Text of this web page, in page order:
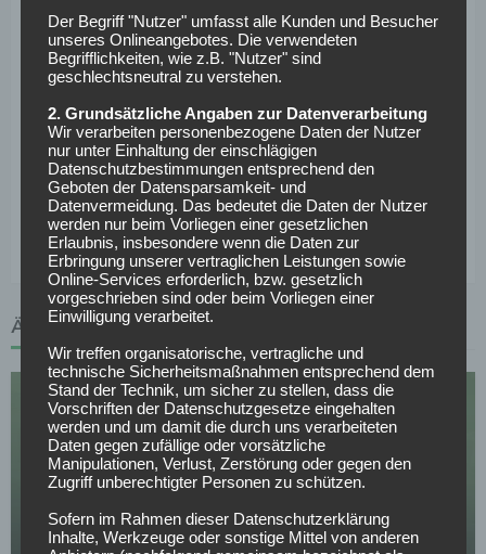
Tomoya Ando ist fraglich; bei Bayern gibt es keine neuen
Verletzungssorgen.
So könnten die Teams spielen:
St. Pauli:Vasilj – Dzwigala, Wahl, Mets – Pyrka,
Rasmussen, Metcalfe, Lage – Sinani, Fujita – Kaars
Bayern München:Neuer – Stanisic, Kim, Tah, Bischof –
Kimmich, Goretzka – Karl, Gnabry, Diaz – Kane
ÄHNLICHE ARTIKEL
Deutschland – Finnland Tipps, Prognose & Quoten
Der Begriff "Nutzer" umfasst alle Kunden und Besucher
unseres Onlineangebotes. Die verwendeten
Begrifflichkeiten, wie z.B. "Nutzer" sind
geschlechtsneutral zu verstehen.
2. Grundsätzliche Angaben zur Datenverarbeitung
Wir verarbeiten personenbezogene Daten der Nutzer
nur unter Einhaltung der einschlägigen
Datenschutzbestimmungen entsprechend den
Geboten der Datensparsamkeit- und
Datenvermeidung. Das bedeutet die Daten der Nutzer
werden nur beim Vorliegen einer gesetzlichen
Erlaubnis, insbesondere wenn die Daten zur
Erbringung unserer vertraglichen Leistungen sowie
Online-Services erforderlich, bzw. gesetzlich
vorgeschrieben sind oder beim Vorliegen einer
Einwilligung verarbeitet.
Wir treffen organisatorische, vertragliche und
technische Sicherheitsmaßnahmen entsprechend dem
Stand der Technik, um sicher zu stellen, dass die
Vorschriften der Datenschutzgesetze eingehalten
werden und um damit die durch uns verarbeiteten
Daten gegen zufällige oder vorsätzliche
Manipulationen, Verlust, Zerstörung oder gegen den
Zugriff unberechtigter Personen zu schützen.
Sofern im Rahmen dieser Datenschutzerklärung
Inhalte, Werkzeuge oder sonstige Mittel von anderen